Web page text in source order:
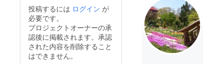
投稿するには ログイン が
必要です。
プロジェクトオーナーの承
認後に掲載されます。承認
された内容を削除すること
はできません。